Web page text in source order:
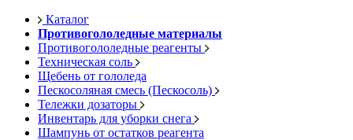
Каталог
Противогололедные материалы
Противогололедные реагенты
Техническая соль
Щебень от гололеда
Пескосоляная смесь (Пескосоль)
Тележки дозаторы
Инвентарь для уборки снега
Шампунь от остатков реагента